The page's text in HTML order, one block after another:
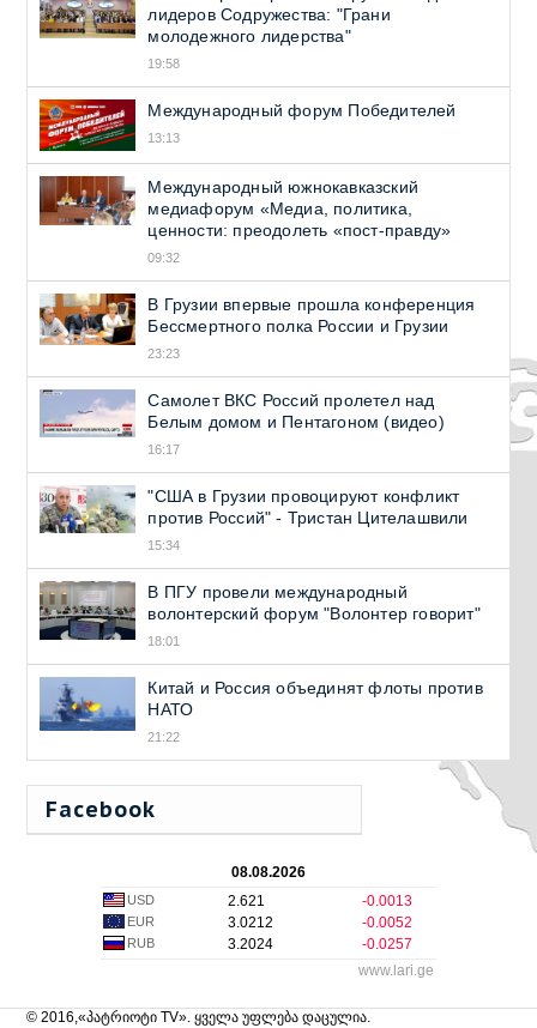
лидеров Содружества: "Грани
молодежного лидерства"
19:58
Международный форум Победителей
13:13
Международный южнокавказский
медиафорум «Медиа, политика,
ценности: преодолеть «пост-правду»
09:32
В Грузии впервые прошла конференция
Бессмертного полка России и Грузии
23:23
Самолет ВКС Россий пролетел над
Белым домом и Пентагоном (видео)
16:17
"США в Грузии провоцируют конфликт
против Россий" - Тристан Цителашвили
15:34
В ПГУ провели международный
волонтерский форум "Волонтер говорит"
18:01
Китай и Россия объединят флоты против
НАТО
21:22
Facebook
08.08.2026
USD 2.621 -0.0013
EUR 3.0212 -0.0052
RUB 3.2024
-0.0257
www.lari.ge
© 2016,«პატრიოტი TV». ყველა უფლება დაცულია.